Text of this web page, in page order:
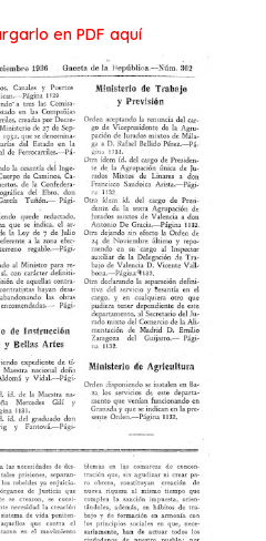
en PDF aquí